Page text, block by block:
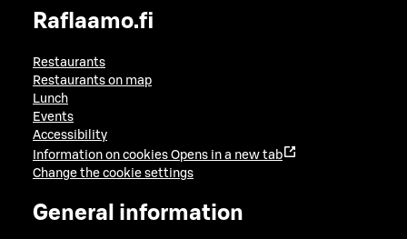
Raflaamo.fi
Restaurants
Restaurants on map
Lunch
Events
Accessibility
Information on cookies Opens in a new tab
Change the cookie settings
General information